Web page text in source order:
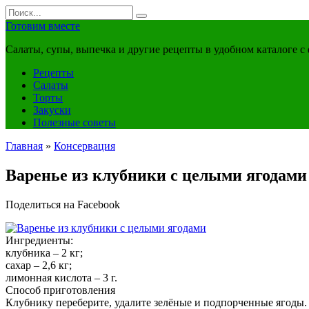
Перейти
к
Search
for:
Готовим вместе
Салаты, супы, выпечка и другие рецепты в удобном каталоге
Рецепты
Салаты
Торты
Закуски
Полезные советы
Главная » Консервация
Варенье из клубники с целыми ягодами
Поделиться на Facebook
Ингредиенты:
клубника – 2 кг;
сахар – 2,6 кг;
лимонная кислота – 3 г.
Способ приготовления
Клубнику переберите, удалите зелёные и подпорченные ягоды.